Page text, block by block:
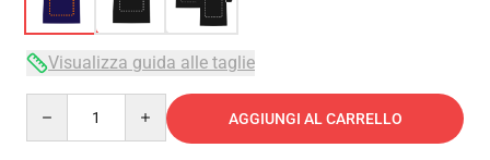
Visualizza guida alle taglie
AGGIUNGI AL CARRELLO